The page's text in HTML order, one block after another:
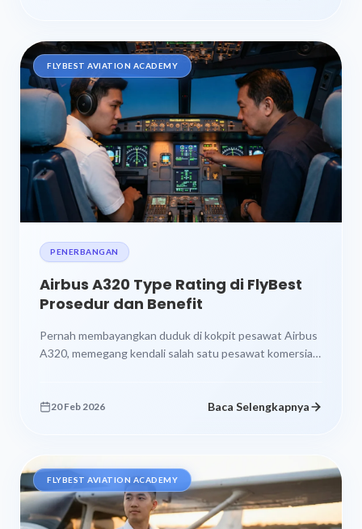
FLYBEST AVIATION ACADEMY
PENERBANGAN
Airbus A320 Type Rating di FlyBest
Prosedur dan Benefit
Pernah membayangkan duduk di kokpit pesawat Airbus
A320, memegang kendali salah satu pesawat komersial
20 Feb 2026 Baca Selengkapnya
FLYBEST AVIATION ACADEMY